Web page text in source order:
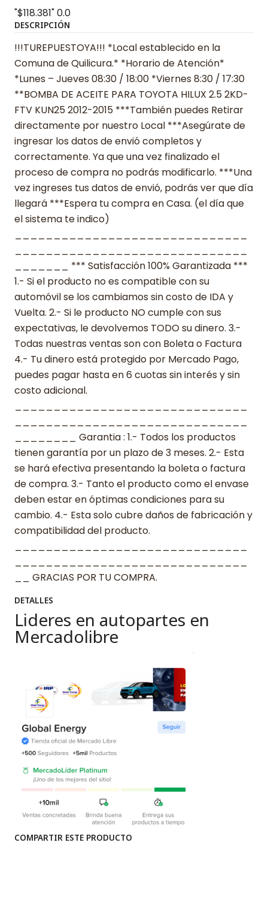
"$118.381"0.0
DESCRIPCIÓN
!!!TUREPUESTOYA!!! *Local establecido en la
Comuna de Quilicura.* *Horario de Atención*
*Lunes – Jueves 08:30 / 18:00 *Viernes 8:30 / 17:30
**BOMBA DE ACEITE PARA TOYOTA HILUX 2.5 2KD-
FTV KUN25 2012-2015 ***También puedes Retirar
directamente por nuestro Local ***Asegúrate de
ingresar los datos de envió completos y
correctamente. Ya que una vez finalizado el
proceso de compra no podrás modificarlo. ***Una
vez ingreses tus datos de envió, podrás ver que día
llegará ***Espera tu compra en Casa. (el día que
el sistema te indico)
_______ *** Satisfacción 100% Garantizada ***
1.- Si el producto no es compatible con su
automóvil se los cambiamos sin costo de IDA y
Vuelta. 2.- Si le producto NO cumple con sus
expectativas, le devolvemos TODO su dinero. 3.-
Todas nuestras ventas son con Boleta o Factura
4.- Tu dinero está protegido por Mercado Pago,
puedes pagar hasta en 6 cuotas sin interés y sin
costo adicional.
________ Garantia : 1.- Todos los productos
tienen garantía por un plazo de 3 meses. 2.- Esta
se hará efectiva presentando la boleta o factura
de compra. 3.- Tanto el producto como el envase
deben estar en óptimas condiciones para su
cambio. 4.- Esta solo cubre daños de fabricación y
compatibilidad del producto.
__ GRACIAS POR TU COMPRA.
DETALLES
Lideres en autopartes en
Mercadolibre
COMPARTIR ESTE PRODUCTO